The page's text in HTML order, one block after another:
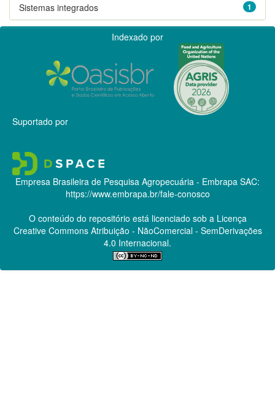
1
Sistemas integrados
Indexado por
Suportado por
Empresa Brasileira de Pesquisa Agropecuária - Embrapa SAC:
https://www.embrapa.br/fale-conosco
O conteúdo do repositório está licenciado sob a Licença
Creative CommonsAtribuição - NãoComercial - SemDerivações
4.0 Internacional.